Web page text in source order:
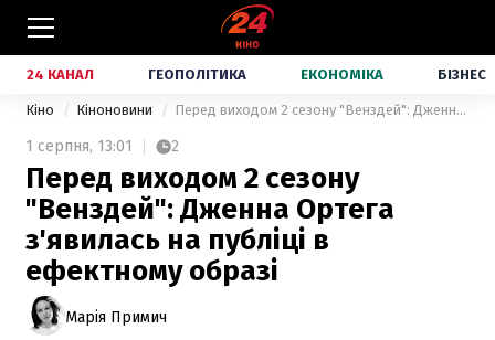
24 КАНАЛ ГЕОПОЛІТИКА ЕКОНОМІКА БІЗНЕС
Кіно Кіноновини Перед виходом 2 сезону "Венздей": Дженна Ортега з'явилась на публіці в ефектному образі
1 серпня, 13:01 2
Перед виходом 2 сезону
"Венздей": Дженна Ортега
з'явилась на публіці в
ефектному образі
Марія Примич